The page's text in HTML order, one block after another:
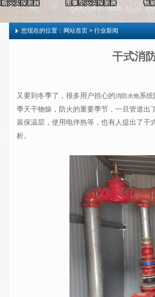
您现在的位置： 网站首页> 行业新闻
干式消
又要到冬季了，很多用户担心的消防水炮系
季天干物燥，防火的重要季节，一旦管道出
装保温层，使用电伴热等，也有人提出了干
析。